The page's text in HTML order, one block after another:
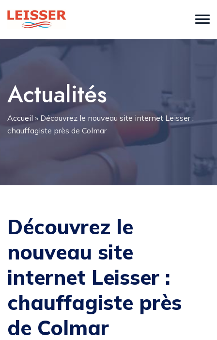
Actualités
Accueil » Découvrez le nouveau site internet Leisser :
chauffagiste près de Colmar
Découvrez le
nouveau site
internet Leisser :
chauffagiste près
de Colmar